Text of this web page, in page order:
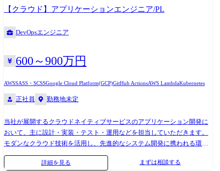
【クラウド】アプリケーションエンジニア/PL
DevOpsエンジニア
600～900万円
AWSSASS・SCSSGoogle Cloud Platform(GCP)GitHub ActionsAWS LambdaKubernetes
正社員 勤務地未定
当社が展開するクラウドネイティブサービスのアプリケーション開発に
おいて、主に設計・実装・テスト・運用などを担当していただきます。
モダンなクラウド技術を活用し、先進的なシステム開発に携われる環境
です。 ・ AWS、Azure、Oracle Cloudなどのクラウド環境上でのアプリケ
ーション設計・開発・運用 ・ Docker、Kubernetesなどコンテナ技術を用
詳細を見る まずは相談する